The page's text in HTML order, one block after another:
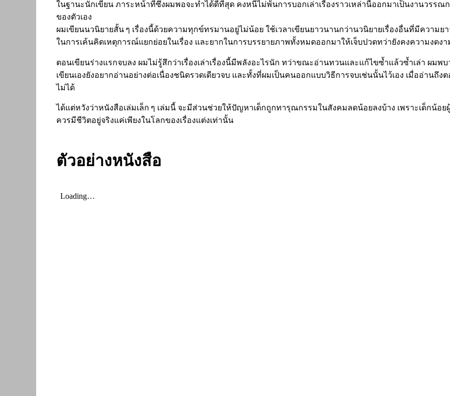
ในฐานะนักเขียน ภาระหน้าที่ซึ่งผมพอจะทำได้ดีที่สุด คงหนีไม่พ้นการบอกเล่าเรื่องราวเหล่านี้ออกมาเป็นงานวรร
ของตัวเอง
ผมเขียนนวนิยายสั้น ๆ เรื่องนี้ด้วยความทุกข์ทรมานอยู่ไม่น้อย ใช้เวลาเขียนยาวนานกว่านวนิยายเรื่องอื่นที่มีความย
ในการเค้นคิดเหตุการณ์แยกย่อยในเรื่อง และยากในการบรรยายภาพทั้งหมดออกมาให้เจ็บปวดทว่ายังคงความงดง
ตอนเขียนร่างแรกจบลง ผมไม่รู้สึกว่าเรื่องเล่าเรื่องนี้มีพลังอะไรนัก ทว่าขณะอ่านทวนและแก้ไขซ้ำแล้วซ้ำเล่า ผมพ
เขียนเองยังอยากอ่านอย่างต่อเนื่องชนิดรวดเดียวจบ และทั้งที่ผมเป็นคนออกแบบวิธีการจบเช่นนั้นไว้เอง เมื่ออ่านถึ
ไม่ได้
ได้แต่หวังว่าหนังสือเล่มเล็ก ๆ เล่มนี้ จะมีส่วนช่วยให้ปัญหาเด็กถูกทารุณกรรมในสังคมลดน้อยลงบ้าง เพราะเด็กน้อย
ควรมีชีวิตอยู่จริงแค่เพียงในโลกของเรื่องแต่งเท่านั้น
ตัวอย่างหนังสือ